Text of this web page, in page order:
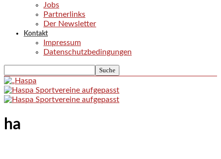
Jobs
Partnerlinks
Der Newsletter
Kontakt
Impressum
Datenschutzbedingungen
ha